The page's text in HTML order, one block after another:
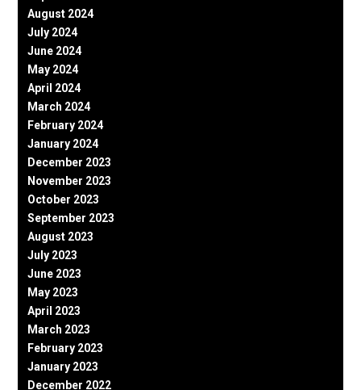
August 2024
July 2024
June 2024
May 2024
April 2024
March 2024
February 2024
January 2024
December 2023
November 2023
October 2023
September 2023
August 2023
July 2023
June 2023
May 2023
April 2023
March 2023
February 2023
January 2023
December 2022